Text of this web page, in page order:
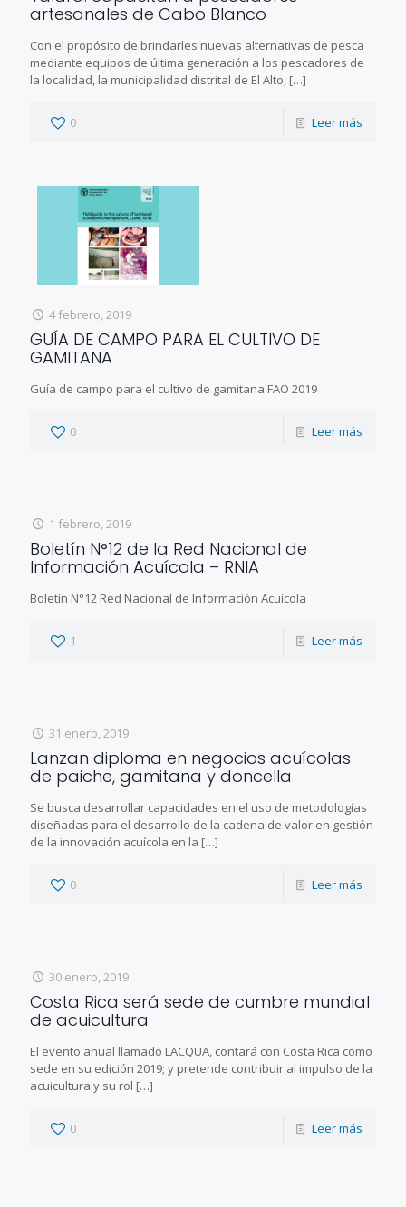
artesanales de Cabo Blanco
Con el propósito de brindarles nuevas alternativas de pesca
mediante equipos de última generación a los pescadores de
la localidad, la municipalidad distrital de El Alto, […]
0 Leer más
4 febrero, 2019
GUÍA DE CAMPO PARA EL CULTIVO DE
GAMITANA
Guía de campo para el cultivo de gamitana FAO 2019
0 Leer más
1 febrero, 2019
Boletín N°12 de la Red Nacional de
Información Acuícola – RNIA
Boletín N°12 Red Nacional de Información Acuícola
1 Leer más
31 enero, 2019
Lanzan diploma en negocios acuícolas
de paiche, gamitana y doncella
Se busca desarrollar capacidades en el uso de metodologías
diseñadas para el desarrollo de la cadena de valor en gestión
de la innovación acuícola en la […]
0 Leer más
30 enero, 2019
Costa Rica será sede de cumbre mundial
de acuicultura
El evento anual llamado LACQUA, contará con Costa Rica como
sede en su edición 2019; y pretende contribuir al impulso de la
acuicultura y su rol […]
0 Leer más